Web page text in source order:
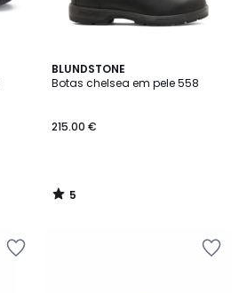
BLUNDSTONE
Botas chelsea em pele 558
215.00 €
5
/
5
/